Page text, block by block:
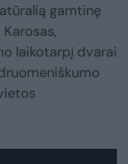
gamtinę
laikotarpį dvarai